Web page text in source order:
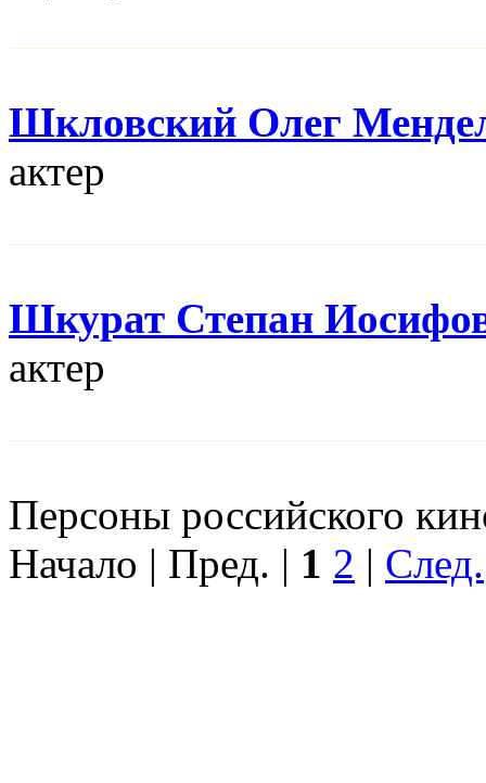
Шкловский Олег
актер
Шкурат Степан
актер
Персоны российского
Начало | Пред. | 1 2 | След.